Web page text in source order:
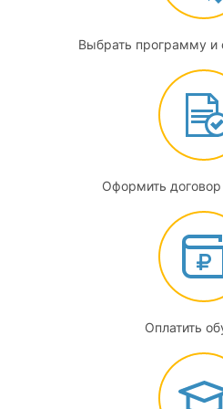
Экспертная методология в
Нормативно-правовая
современной оценки
Применение ГОСТ Р ИСО/МЭК
применяющих
3.2
Психофизиологические основы
3.3
Методы органолептического
Товароведение зерна и
Выбрать программу и
Оформить
Оплатить